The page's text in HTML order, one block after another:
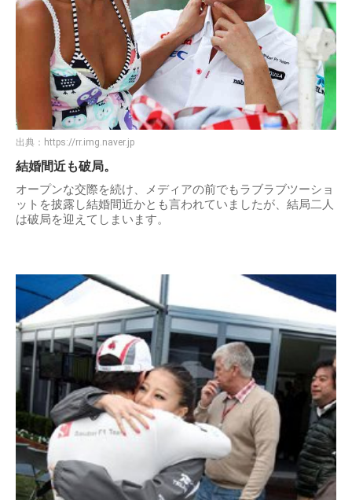
出典： https://rr.img.naver.jp
結婚間近も破局。
オープンな交際を続け、メディアの前でもラブラブツーショ
ットを披露し結婚間近かとも言われていましたが、結局二人
は破局を迎えてしまいます。